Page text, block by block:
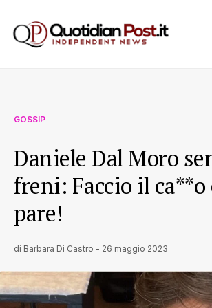
GOSSIP
Daniele Dal Moro
freni: Faccio il ca**o
pare!
di Barbara Di Castro - 26 maggio 2023